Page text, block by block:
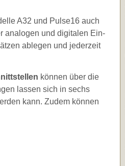
A32 und Pulse16 auch
analogen und digitalen Ein-
ablegen und jederzeit
können über die
lassen sich in sechs
kann. Zudem können